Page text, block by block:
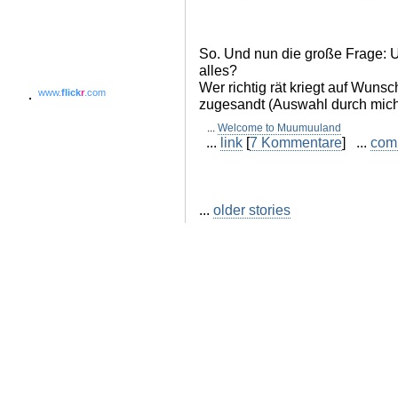
www.flickr.com
So. Und nun die große Frage:
alles?
Wer richtig rät kriegt auf
zugesandt (Auswahl durch
... Welcome to Muumuuland
... link [7 Kommentare] ...
... older stories